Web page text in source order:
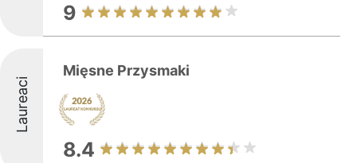
9
Laureaci
Mięsne Przysmaki
8.4